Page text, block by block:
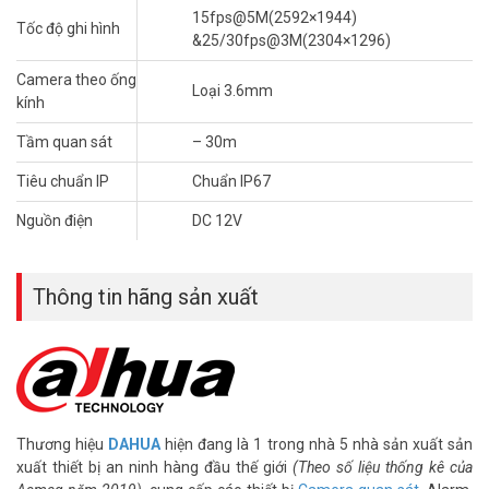
– Chuẩn tương thích Onvif 2.4
– Chuẩn chống nước IP67
– Điện áp DC12V hoặc PoE (802.3af)
– Công suất 6W
– Kích thước: Φ70mm × 164.7mm
– Trọng lượng: 380g
– Bảo hành: 24 tháng
– Xuất xứ Trung Quốc
Để cập nhật thông tin giá camera giám sát DAHUA mới nhất, quý
– (028) 3962 5555 – (024) 6256 1111 – (024) 3273 6666 để được
hỗ trợ tốt nhất.
Tham khảo các kênh thông tin khác:
– Facebook:https://www.facebook.com/vuhoangtelecom/
– Youtube:https://www.youtube.com/c/VuhoangTVChannel
– Website:https://vuhoangtelecom.vn/
Tốc độ ghi hình
15fps@5M(2592×1944)
&25/30fps@3M(2304×1296)
Camera theo ống
kính
Loại 3.6mm
Tầm quan sát – 30m
Tiêu chuẩn IP Chuẩn IP67
Nguồn điện DC 12V
Thông tin hãng sản xuất
Thương hiệu DAHUA hiện đang là 1 trong nhà 5 nhà sản xuất sản
xuất thiết bị an ninh hàng đầu thế giới (Theo số liệu thống kê của